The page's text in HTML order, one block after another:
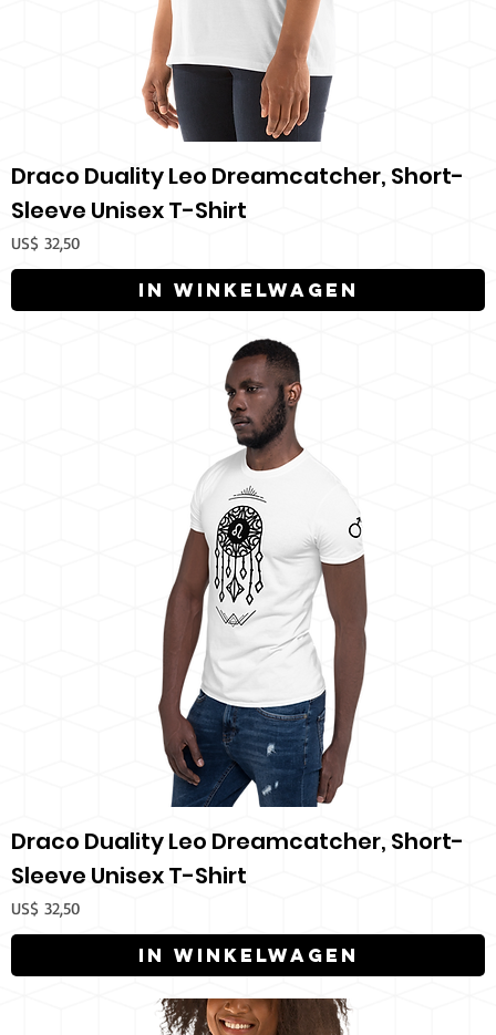
Draco Duality Leo Dreamcatcher, Short-
Sleeve Unisex T-Shirt
Prijs
US$ 32,50
In winkelwagen
Draco Duality Leo Dreamcatcher, Short-
Sleeve Unisex T-Shirt
Prijs
US$ 32,50
In winkelwagen